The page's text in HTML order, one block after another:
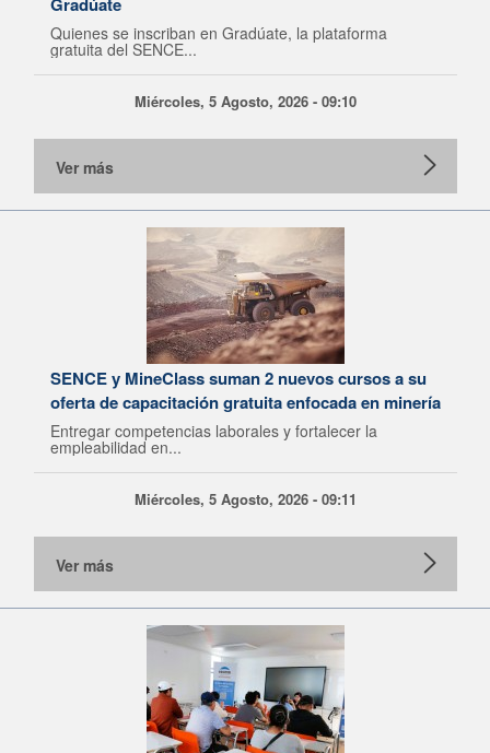
Quienes se inscriban en Gradúate, la plataforma
gratuita del SENCE...
Miércoles, 5 Agosto, 2026 - 09:10
Ver más
SENCE y MineClass suman 2 nuevos cursos a su
oferta de capacitación gratuita enfocada en minería
Entregar competencias laborales y fortalecer la
empleabilidad en...
Miércoles, 5 Agosto, 2026 - 09:11
Ver más